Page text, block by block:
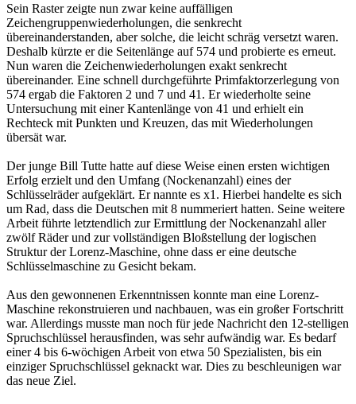
Sein Raster zeigte nun zwar keine auffälligen
Zeichengruppenwiederholungen, die senkrecht
übereinanderstanden, aber solche, die leicht schräg versetzt waren.
Deshalb kürzte er die Seitenlänge auf 574 und probierte es erneut.
Nun waren die Zeichenwiederholungen exakt senkrecht
übereinander. Eine schnell durchgeführte Primfaktorzerlegung von
574 ergab die Faktoren 2 und 7 und 41. Er wiederholte seine
Untersuchung mit einer Kantenlänge von 41 und erhielt ein
Rechteck mit Punkten und Kreuzen, das mit Wiederholungen
übersät war.
Der junge Bill Tutte hatte auf diese Weise einen ersten wichtigen
Erfolg erzielt und den Umfang (Nockenanzahl) eines der
Schlüsselräder aufgeklärt. Er nannte es x1. Hierbei handelte es sich
um Rad, dass die Deutschen mit 8 nummeriert hatten. Seine weitere
Arbeit führte letztendlich zur Ermittlung der Nockenanzahl aller
zwölf Räder und zur vollständigen Bloßstellung der logischen
Struktur der Lorenz-Maschine, ohne dass er eine deutsche
Schlüsselmaschine zu Gesicht bekam.
Aus den gewonnenen Erkenntnissen konnte man eine Lorenz-
Maschine rekonstruieren und nachbauen, was ein großer Fortschritt
war. Allerdings musste man noch für jede Nachricht den 12-stelligen
Spruchschlüssel herausfinden, was sehr aufwändig war. Es bedarf
einer 4 bis 6-wöchigen Arbeit von etwa 50 Spezialisten, bis ein
einziger Spruchschlüssel geknackt war. Dies zu beschleunigen war
das neue Ziel.